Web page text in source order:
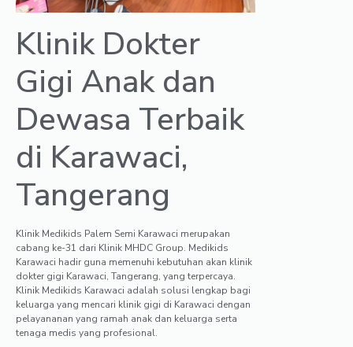
Klinik Dokter
Gigi Anak dan
Dewasa Terbaik
di Karawaci,
Tangerang
Klinik Medikids Palem Semi Karawaci merupakan
cabang ke-31 dari Klinik MHDC Group. Medikids
Karawaci hadir guna memenuhi kebutuhan akan klinik
dokter gigi Karawaci, Tangerang, yang terpercaya.
Klinik Medikids Karawaci adalah solusi lengkap bagi
keluarga yang mencari klinik gigi di Karawaci dengan
pelayananan yang ramah anak dan keluarga serta
tenaga medis yang profesional.